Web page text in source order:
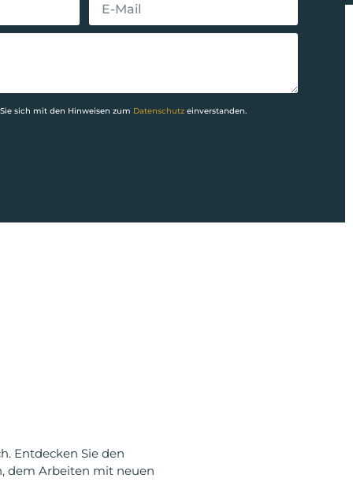
sich mit den Hinweisen zum Datenschutz einverstanden.
Entdecken Sie den
dem Arbeiten mit neuen